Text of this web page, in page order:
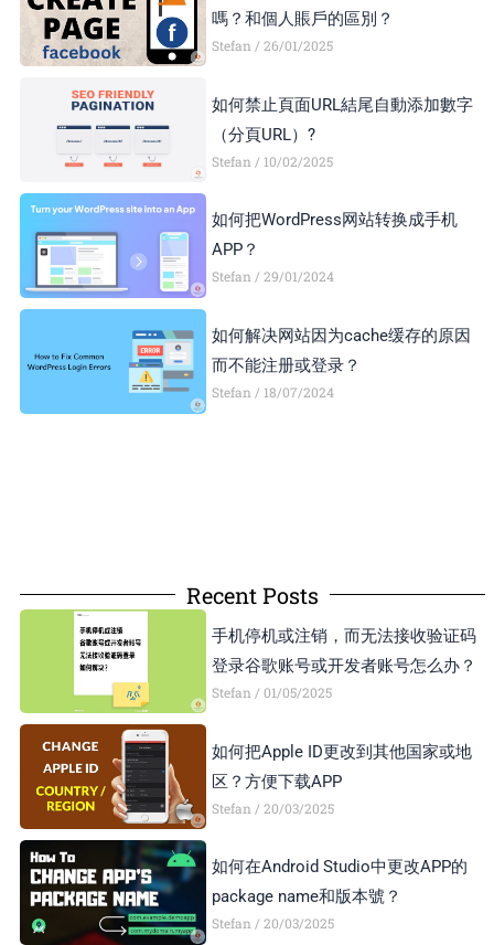
嗎？和個人賬戶的區別？
Stefan 26/01/2025
如何禁止頁面URL結尾自動添加數字
（分頁URL）?
Stefan 10/02/2025
如何把WordPress网站转换成手机
APP？
Stefan 29/01/2024
如何解决网站因为cache缓存的原因
而不能注册或登录？
Stefan 18/07/2024
Recent Posts
手机停机或注销，而无法接收验证码
登录谷歌账号或开发者账号怎么办？
Stefan 01/05/2025
如何把Apple ID更改到其他国家或地
区？方便下载APP
Stefan 20/03/2025
如何在Android Studio中更改APP的
package name和版本號？
Stefan 20/03/2025